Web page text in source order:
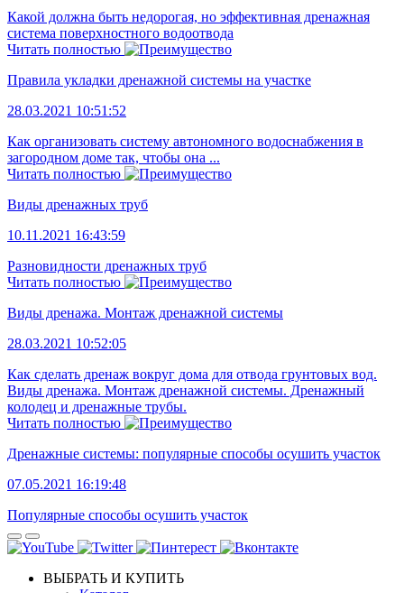
Какой должна быть недорогая, но эффективная дренажная
система поверхностного водоотвода
Читать полностью
Правила укладки дренажной системы на участке
28.03.2021 10:51:52
Как организовать систему автономного водоснабжения в
загородном доме так, чтобы она ...
Читать полностью
Виды дренажных труб
10.11.2021 16:43:59
Разновидности дренажных труб
Читать полностью
Виды дренажа. Монтаж дренажной системы
28.03.2021 10:52:05
Как сделать дренаж вокруг дома для отвода грунтовых вод.
Виды дренажа. Монтаж дренажной системы. Дренажный
колодец и дренажные трубы.
Читать полностью
Дренажные системы: популярные способы осушить участок
07.05.2021 16:19:48
Популярные способы осушить участок
ВЫБРАТЬ И КУПИТЬ